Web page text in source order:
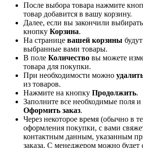
После выбора товара нажмите
товар добавится в вашу корзину.
Далее, если вы закончили
кнопку Корзина.
На странице вашей корзины
выбранные вами товары.
В поле Количество вы можете
товара для покупки.
При необходимости можно
из товаров.
Нажмите на кнопку Продолжить.
Заполните все необходимые поля
Оформить заказ.
Через некоторое время (обычно в
оформления покупки, с вами
контактным данным, указанным
заказа. С менеджером можно будет